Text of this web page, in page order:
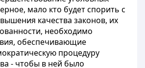
мало кто будет спорить с
качества законов, их
необходимо
обеспечивающие
процедуру
- чтобы в ней было